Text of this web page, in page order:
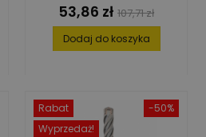
Cena
53,86 zł Cena
podstawowa
107,71 zł
Dodaj do koszyka
-50%
Rabat
Wyprzedaż!